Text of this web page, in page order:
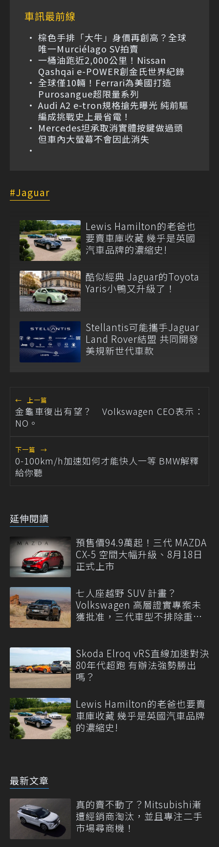
車訊最前線
棕色手排「大牛」身價再創高？全球
唯一Murciélago SV拍賣
一桶油跑近2,000公里！Nissan
Qashqai e-POWER創金氏世界紀錄
全球僅10輛！Ferrari為美國打造
Purosangue超限量系列
Audi A2 e-tron規格搶先曝光 純前驅
編成挑戰史上最省電！
Mercedes坦承取消實體按鍵做過頭
但車內大螢幕不會因此消失
Jaguar
Lewis Hamilton的老爸也
要賣車庫收藏 幾乎是英國
汽車品牌的濃縮史!
酷似經典 Jaguar的Toyota
Yaris小鴨又升級了！
Stellantis可能攜手Jaguar
Land Rover結盟 共同開發
美規新世代車款
← 上一篇
金龜車復出有望？ Volkswagen CEO表示：
NO。
下一篇 →
0-100km/h加速如何才能快人一等 BMW解釋
給你聽
延伸閱讀
預售價94.9萬起！三代 MAZDA
CX-5 空間大幅升級、8月18日
正式上市
七人座越野 SUV 計畫？
Volkswagen 高層證實專案未
獲批准，三代車型不排除重
Skoda Elroq vRS直線加速對決
80年代超跑 有辦法強勢勝出
嗎？
Lewis Hamilton的老爸也要賣
車庫收藏 幾乎是英國汽車品牌
的濃縮史!
最新文章
真的賣不動了？Mitsubishi漸
遭經銷商淘汰，並且專注二手
市場尋商機！